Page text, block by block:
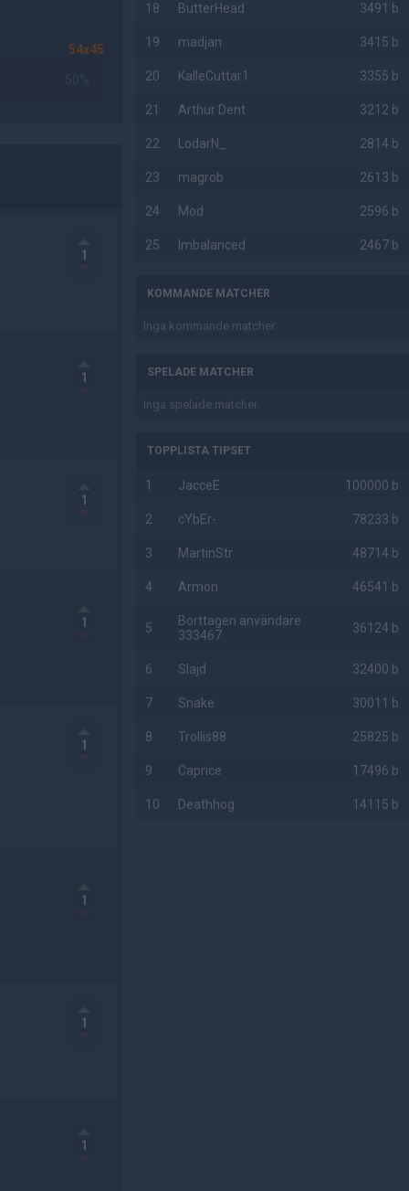
54x45
50%
1
1
1
1
1
1
1
1
18 ButterHead 3491 b
19 madjan 3415 b
20 KalleCuttar1 3355 b
21 Arthur Dent 3212 b
22 LodarN_ 2814 b
23 magrob 2613 b
24 Mod 2596 b
25 Imbalanced 2467 b
KOMMANDE MATCHER
Inga kommande matcher.
SPELADE MATCHER
Inga spelade matcher.
TOPPLISTA TIPSET
1 JacceE 100000 b
2 cYbEr- 78233 b
3 MartinStr 48714 b
4 Armon 46541 b
5
Borttagen användare
333467
36124 b
6 Slajd 32400 b
7 Snake 30011 b
8 Trollis88 25825 b
9 Caprice 17496 b
10 Deathhog 14115 b